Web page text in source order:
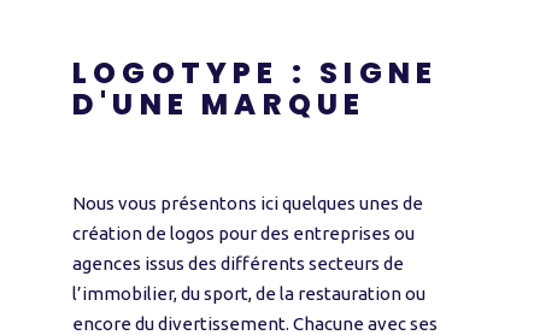
LOGOTYPE : SIGNE
D'UNE MARQUE
Nous vous présentons ici quelques unes de
création de logos pour des entreprises ou
agences issus des différents secteurs de
l’immobilier, du sport, de la restauration ou
encore du divertissement. Chacune avec ses